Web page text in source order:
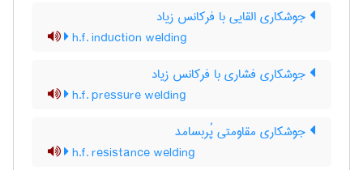
جوشکاری القایی با فرکانس زیاد
h.f. induction welding
جوشکاری فشاری با فرکانس زیاد
h.f. pressure welding
جوشکاری مقاومتی پُربسامد
h.f. resistance welding